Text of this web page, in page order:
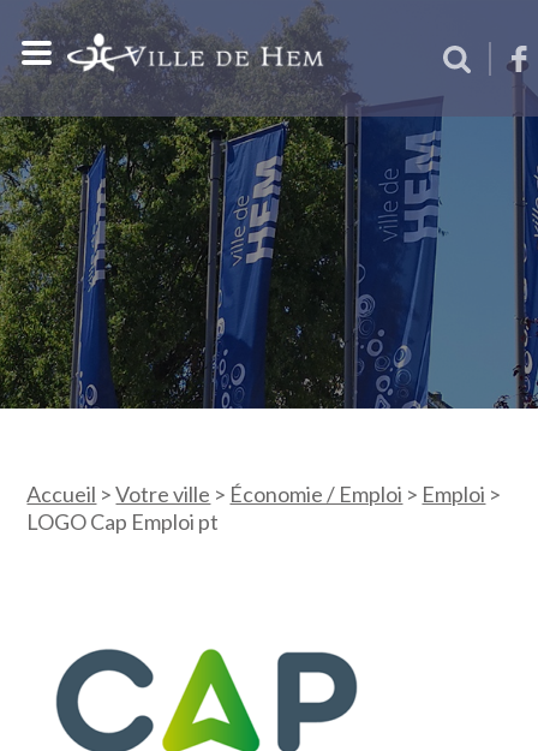
Accueil >Votre ville > Économie / Emploi > Emploi >
LOGO Cap Emploi pt